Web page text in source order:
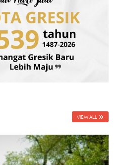
VIEW ALL